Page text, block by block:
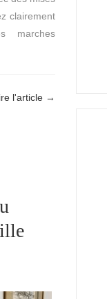
clairement
marches
l'article →